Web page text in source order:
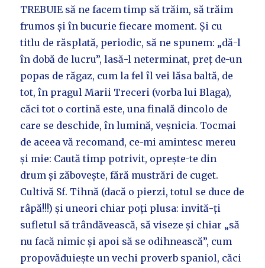
TREBUIE să ne facem timp să trăim, să trăim
frumos și în bucurie fiecare moment. Și cu
titlu de răsplată, periodic, să ne spunem: „dă-l
în dobă de lucru”, lasă-l neterminat, preț de-un
popas de răgaz, cum la fel îl vei lăsa baltă, de
tot, în pragul Marii Treceri (vorba lui Blaga),
căci tot o cortină este, una finală dincolo de
care se deschide, în lumină, veșnicia. Tocmai
de aceea vă recomand, ce-mi amintesc mereu
și mie: Caută timp potrivit, oprește-te din
drum și zăbovește, fără mustrări de cuget.
Cultivă Sf. Tihnă (dacă o pierzi, totul se duce de
râpă!!!) și uneori chiar poți plusa: invită-ți
sufletul să trândăvească, să viseze și chiar „să
nu facă nimic și apoi să se odihnească”, cum
propovăduiește un vechi proverb spaniol, căci